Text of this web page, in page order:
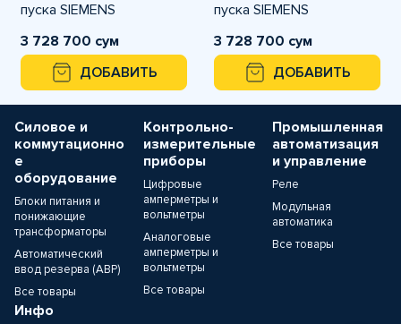
пуска SIEMENS
3 728 700 сум
ДОБАВИТЬ
пуска SIEMENS
3 728 700 сум
ДОБАВИТЬ
Силовое и
коммутационно
е
оборудование
Блоки питания и
понижающие
трансформаторы
Автоматический
ввод резерва (АВР)
Все товары
Контрольно-
измерительные
приборы
Цифровые
амперметры и
вольтметры
Аналоговые
амперметры и
вольтметры
Все товары
Промышленная
автоматизация
и управление
Реле
Модульная
автоматика
Все товары
Инфо